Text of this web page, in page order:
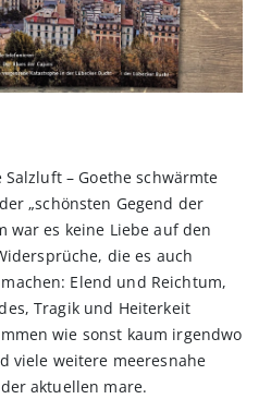
– Goethe schwärmte
„schönsten Gegend der
war es keine Liebe auf den
die es auch
Elend und Reichtum,
Tragik und Heiterkeit
wie sonst kaum irgendwo
viele weitere meeresnahe
aktuellen mare.